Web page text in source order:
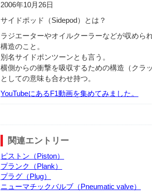
2006年10月26日
サイドポッド（Sidepod）とは？
ラジエーターやオイルクーラーなどが収めら
構造のこと。
別名サイドポンツーンとも言う。
横側からの衝撃を吸収するための構造（クラ
としての意味も合わせ持つ。
YouTubeにあるF1動画を集めてみました。
関連エントリー
ピストン（Piston）
プランク（Plank）
プラグ（Plug）
ニューマチックバルブ（Pneumatic valve）